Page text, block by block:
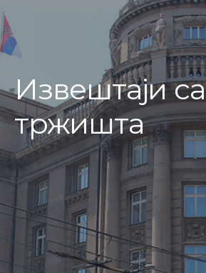
Извештаји са
тржишта